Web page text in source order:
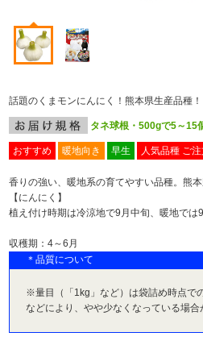
話題のくまモンにんにく！熊本県生産品種！
タネ球根・500gで5～15
おすすめ 暖地向き 早生 人気品種 ご
香りの強い、暖地系の育てやすい品種。熊
【にんにく】
植え付け時期は冷涼地で9月中旬、暖地では
収穫期：4～6月
＊品質について
※量目（「1kg」など）は袋詰め時点で
などにより、やや少なくなっている場合